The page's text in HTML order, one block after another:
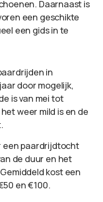
Daarnaast is
een geschikte
een gids in te
in
door mogelijk,
is van mei tot
weer mild is en de
een paardrijdtocht
de duur en het
kost een
en €100.